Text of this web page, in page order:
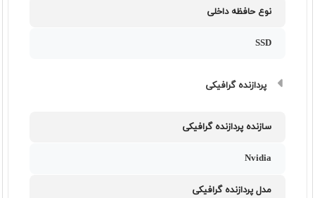
نوع حافظه داخلی
SSD
پردازنده گرافیکی
سازنده پردازنده گرافیکی
Nvidia
مدل پردازنده گرافیکی